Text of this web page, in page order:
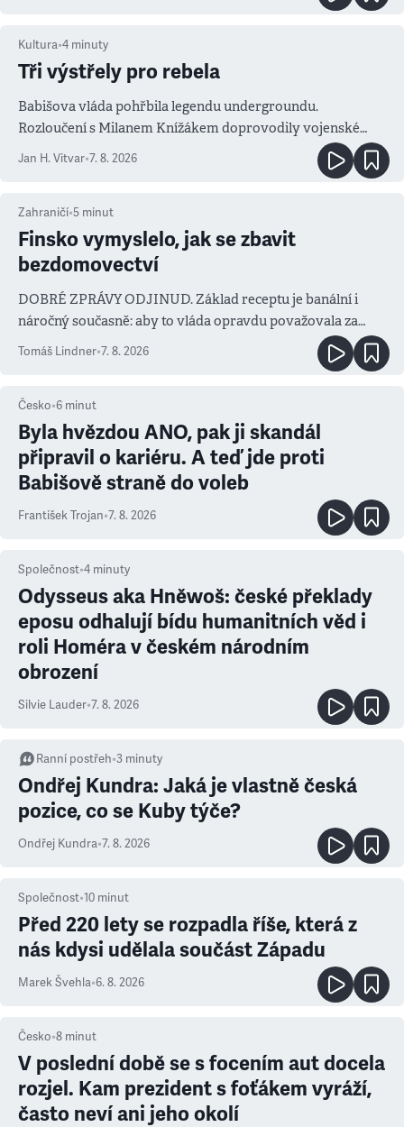
Kultura•4 minuty
Tři výstřely pro rebela
Babišova vláda pohřbila legendu undergroundu.
Rozloučení s Milanem Knížákem doprovodily vojenské
salvy i kritika pokrokářů
Jan H. Vitvar•7. 8. 2026
Zahraničí•5 minut
Finsko vymyslelo, jak se zbavit
bezdomovectví
DOBRÉ ZPRÁVY ODJINUD. Základ receptu je banální i
náročný současně: aby to vláda opravdu považovala za
prioritu
Tomáš Lindner•7. 8. 2026
Česko•6 minut
Byla hvězdou ANO, pak ji skandál
připravil o kariéru. A teď jde proti
Babišově straně do voleb
František Trojan•7. 8. 2026
Společnost•4 minuty
Odysseus aka Hněwoš: české překlady
eposu odhalují bídu humanitních věd i
roli Homéra v českém národním
obrození
Silvie Lauder•7. 8. 2026
Ranní postřeh•3 minuty
Ondřej Kundra: Jaká je vlastně česká
pozice, co se Kuby týče?
Ondřej Kundra•7. 8. 2026
Společnost•10 minut
Před 220 lety se rozpadla říše, která z
nás kdysi udělala součást Západu
Marek Švehla•6. 8. 2026
Česko•8 minut
V poslední době se s focením aut docela
rozjel. Kam prezident s foťákem vyráží,
často neví ani jeho okolí